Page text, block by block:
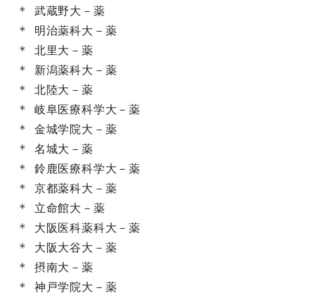
* 武蔵野大－薬
* 明治薬科大－薬
* 北里大－薬
* 新潟薬科大－薬
* 北陸大－薬
* 岐阜医療科学大－薬
* 金城学院大－薬
* 名城大－薬
* 鈴鹿医療科学大－薬
* 京都薬科大－薬
* 立命館大－薬
* 大阪医科薬科大－薬
* 大阪大谷大－薬
* 摂南大－薬
* 神戸学院大－薬